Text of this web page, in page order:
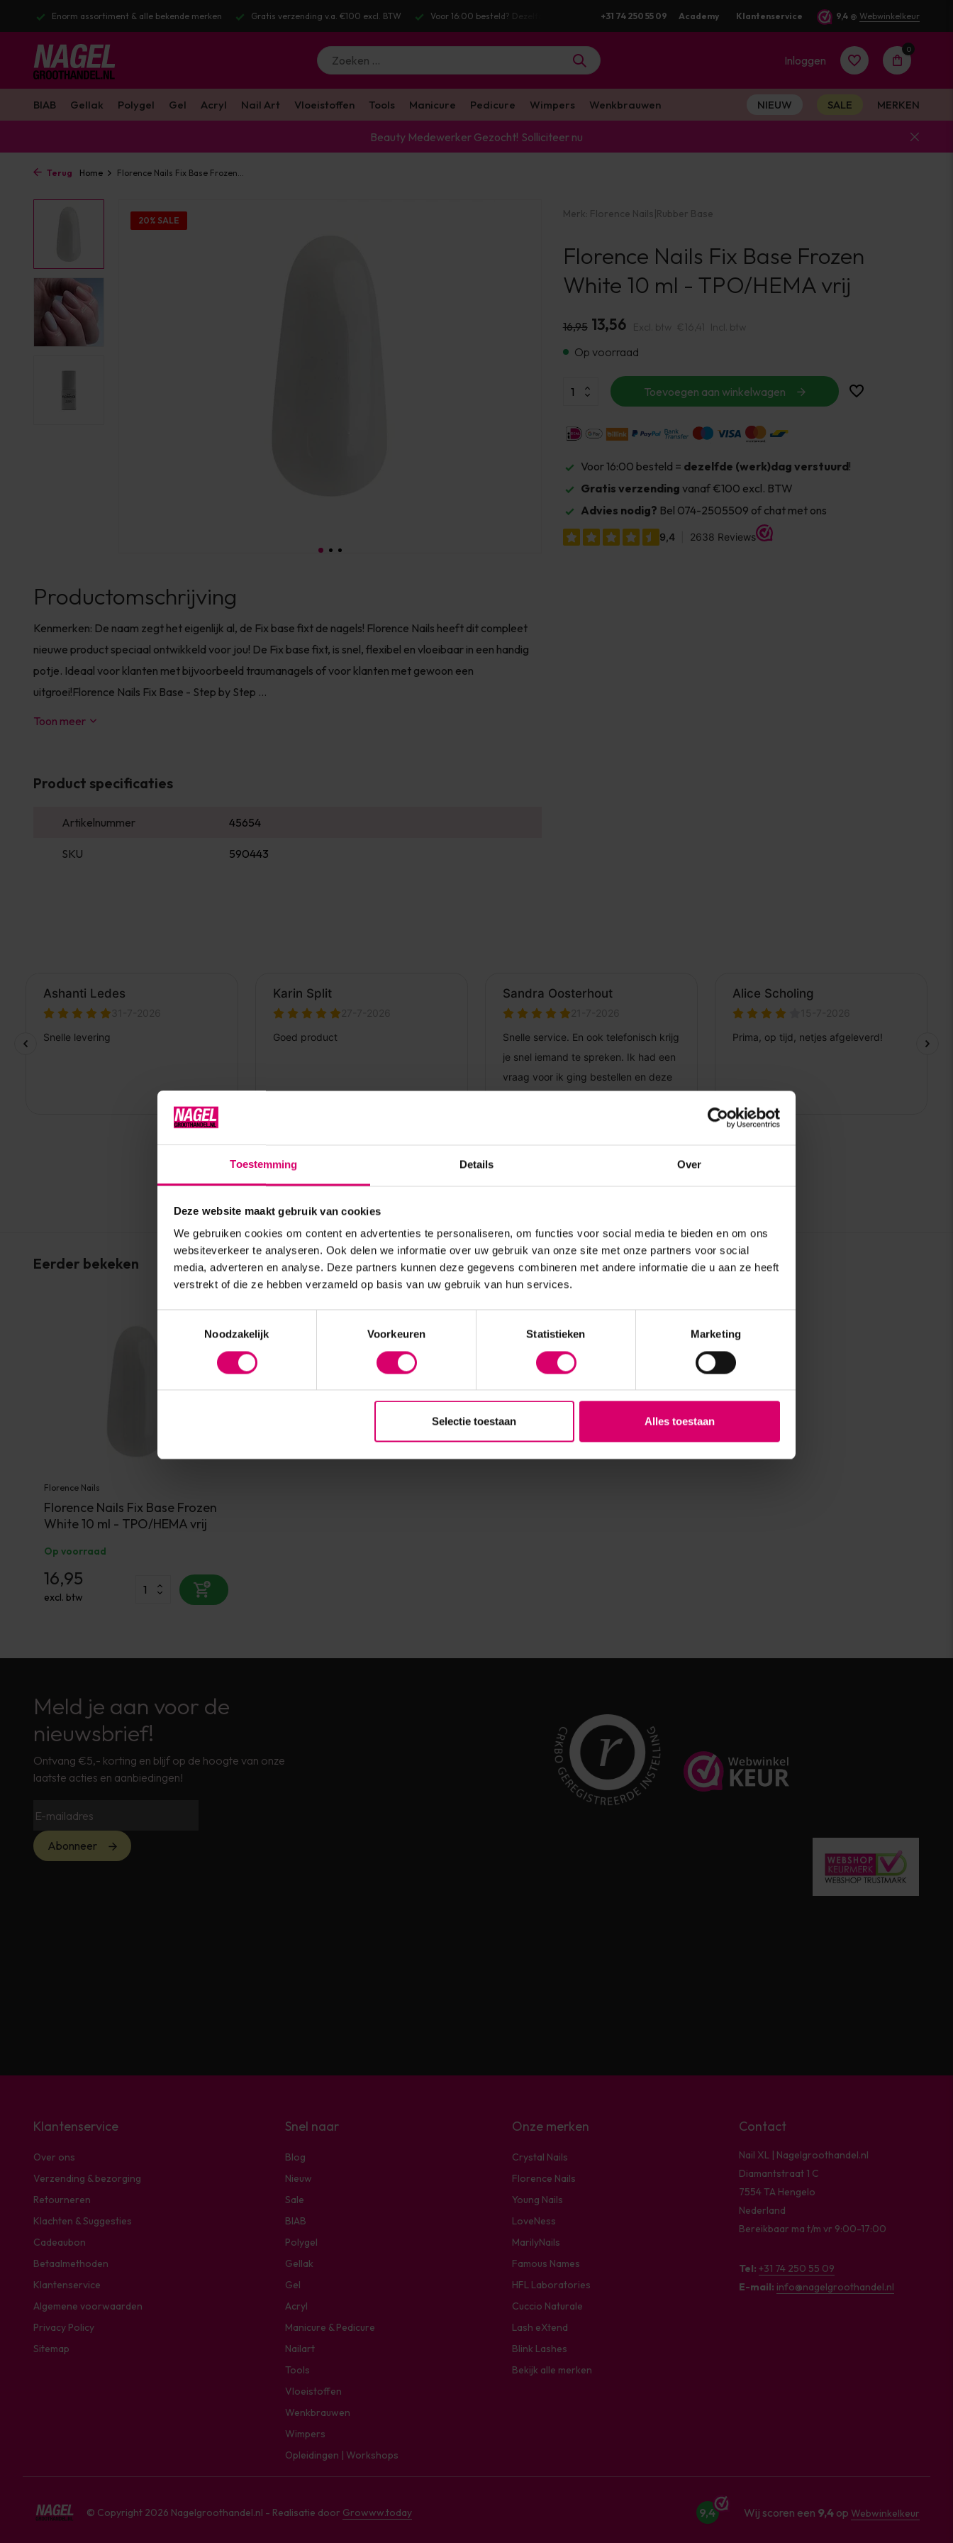
Toestemming Details Over
Deze website maakt gebruik van cookies
We gebruiken cookies om content en advertenties te personaliseren, om functies voor social media te bieden en om ons
websiteverkeer te analyseren. Ook delen we informatie over uw gebruik van onze site met onze partners voor social
media, adverteren en analyse. Deze partners kunnen deze gegevens combineren met andere informatie die u aan ze heeft
verstrekt of die ze hebben verzameld op basis van uw gebruik van hun services.
Noodzakelijk
Voorkeuren Statistieken Marketing
Selectie toestaan Alles toestaan
Enorm assortiment & alle bekende merken Gratis verzending v.a. €100 excl. BTW Voor 16:00 besteld? Dezelfde werkdag verstuurd+31 74 250 55 09 Academy Klantenservice 9,4 @ Webwinkelkeur
Inloggen
Account
aanmaken
0
BIAB Gellak Polygel Gel Acryl Nail Art Vloeistoffen Tools Manicure Pedicure Wimpers Wenkbrauwen NIEUW SALE MERKEN
Beauty Medewerker Gezocht! Solliciteer nu
Terug Home Florence Nails Fix Base Frozen...
20% SALE
Productomschrijving
Kenmerken: De naam zegt het eigenlijk al, de Fix base fixt de nagels! Florence Nails heeft dit compleet
nieuwe product speciaal ontwikkeld voor jou! De Fix base fixt, is snel, flexibel en vloeibaar in een handig
potje. Ideaal voor klanten met bijvoorbeeld traumanagels of voor klanten met gewoon een
uitgroei!Florence Nails Fix Base - Step by Step ...
Toon meer
Product specificaties
Artikelnummer 45654
SKU 590443
Merk: Florence Nails|Rubber Base
Florence Nails Fix Base Frozen
White 10 ml - TPO/HEMA vrij
16,95 13,56 Excl. btw €16,41 Incl. btw
Op voorraad
Toevoegen aan winkelwagen
Voor 16:00 besteld = dezelfde (werk)dag verstuurd!
Gratis verzending vanaf €100 excl. BTW
Advies nodig? Bel 074-2505509 of chat met ons
Eerder bekeken
Florence Nails
Florence Nails Fix Base Frozen
White 10 ml - TPO/HEMA vrij
Op voorraad
16,95
excl. btw
Meld je aan voor de
nieuwsbrief!
Ontvang €5,- korting en blijf op de hoogte van onze
laatste acties en aanbiedingen!
Abonneer
Klantenservice
Over ons
Verzending & bezorging
Retourneren
Klachten & Suggesties
Cadeaubon
Betaalmethoden
Klantenservice
Algemene voorwaarden
Privacy Policy
Sitemap
Snel naar
Blog
Nieuw
Sale
BIAB
Polygel
Gellak
Gel
Acryl
Manicure & Pedicure
Nailart
Tools
Vloeistoffen
Wenkbrauwen
Wimpers
Opleidingen | Workshops
Onze merken
Crystal Nails
Florence Nails
Young Nails
LoveNess
MarilyNails
Famous Names
HFL Laboratories
Cuccio Naturale
Lash eXtend
Blink Lashes
Bekijk alle merken
Contact
Nail XL | Nagelgroothandel.nl
Diamantstraat 1 C
7554 TA Hengelo
Nederland
Bereikbaar ma t/m vr 9:00-17:00
Tel: +31 74 250 55 09
E-mail: info@nagelgroothandel.nl
© Copyright 2026 Nagelgroothandel.nl - Realisatie door Growww.today 9,4 Wij scoren een 9,4op Webwinkelkeur